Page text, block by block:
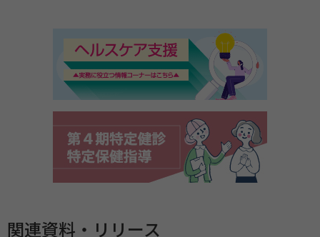
関連資料・リリース